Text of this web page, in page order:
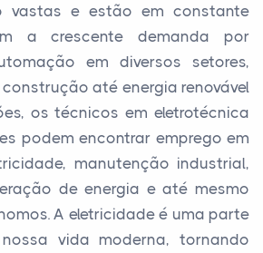
vastas e estão em constante
a crescente demanda por
em diversos setores,
até energia renovável
os técnicos em eletrotécnica
podem encontrar emprego em
manutenção industrial,
de energia e até mesmo
A eletricidade é uma parte
vida moderna, tornando